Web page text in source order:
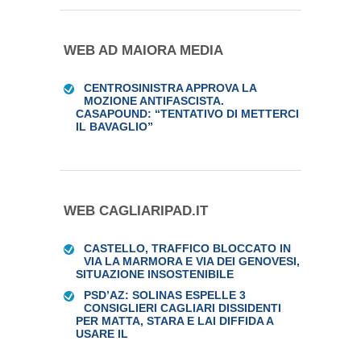
WEB AD MAIORA MEDIA
CENTROSINISTRA APPROVA LA
MOZIONE ANTIFASCISTA.
CASAPOUND: “TENTATIVO DI METTERCI
IL BAVAGLIO”
WEB CAGLIARIPAD.IT
CASTELLO, TRAFFICO BLOCCATO IN
VIA LA MARMORA E VIA DEI GENOVESI,
SITUAZIONE INSOSTENIBILE
PSD’AZ: SOLINAS ESPELLE 3
CONSIGLIERI CAGLIARI DISSIDENTI
PER MATTA, STARA E LAI DIFFIDA A
USARE IL